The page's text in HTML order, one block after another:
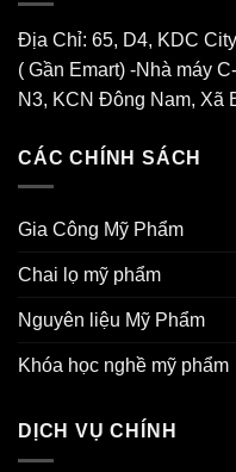
Địa Chỉ: 65, D4, KDC
( Gần Emart) -Nhà máy
N3, KCN Đông Nam, Xã
CÁC CHÍNH SÁCH
Gia Công Mỹ Phẩm
Chai lọ mỹ phẩm
Nguyên liệu Mỹ Phẩm
Khóa học nghề mỹ phẩm
DỊCH VỤ CHÍNH